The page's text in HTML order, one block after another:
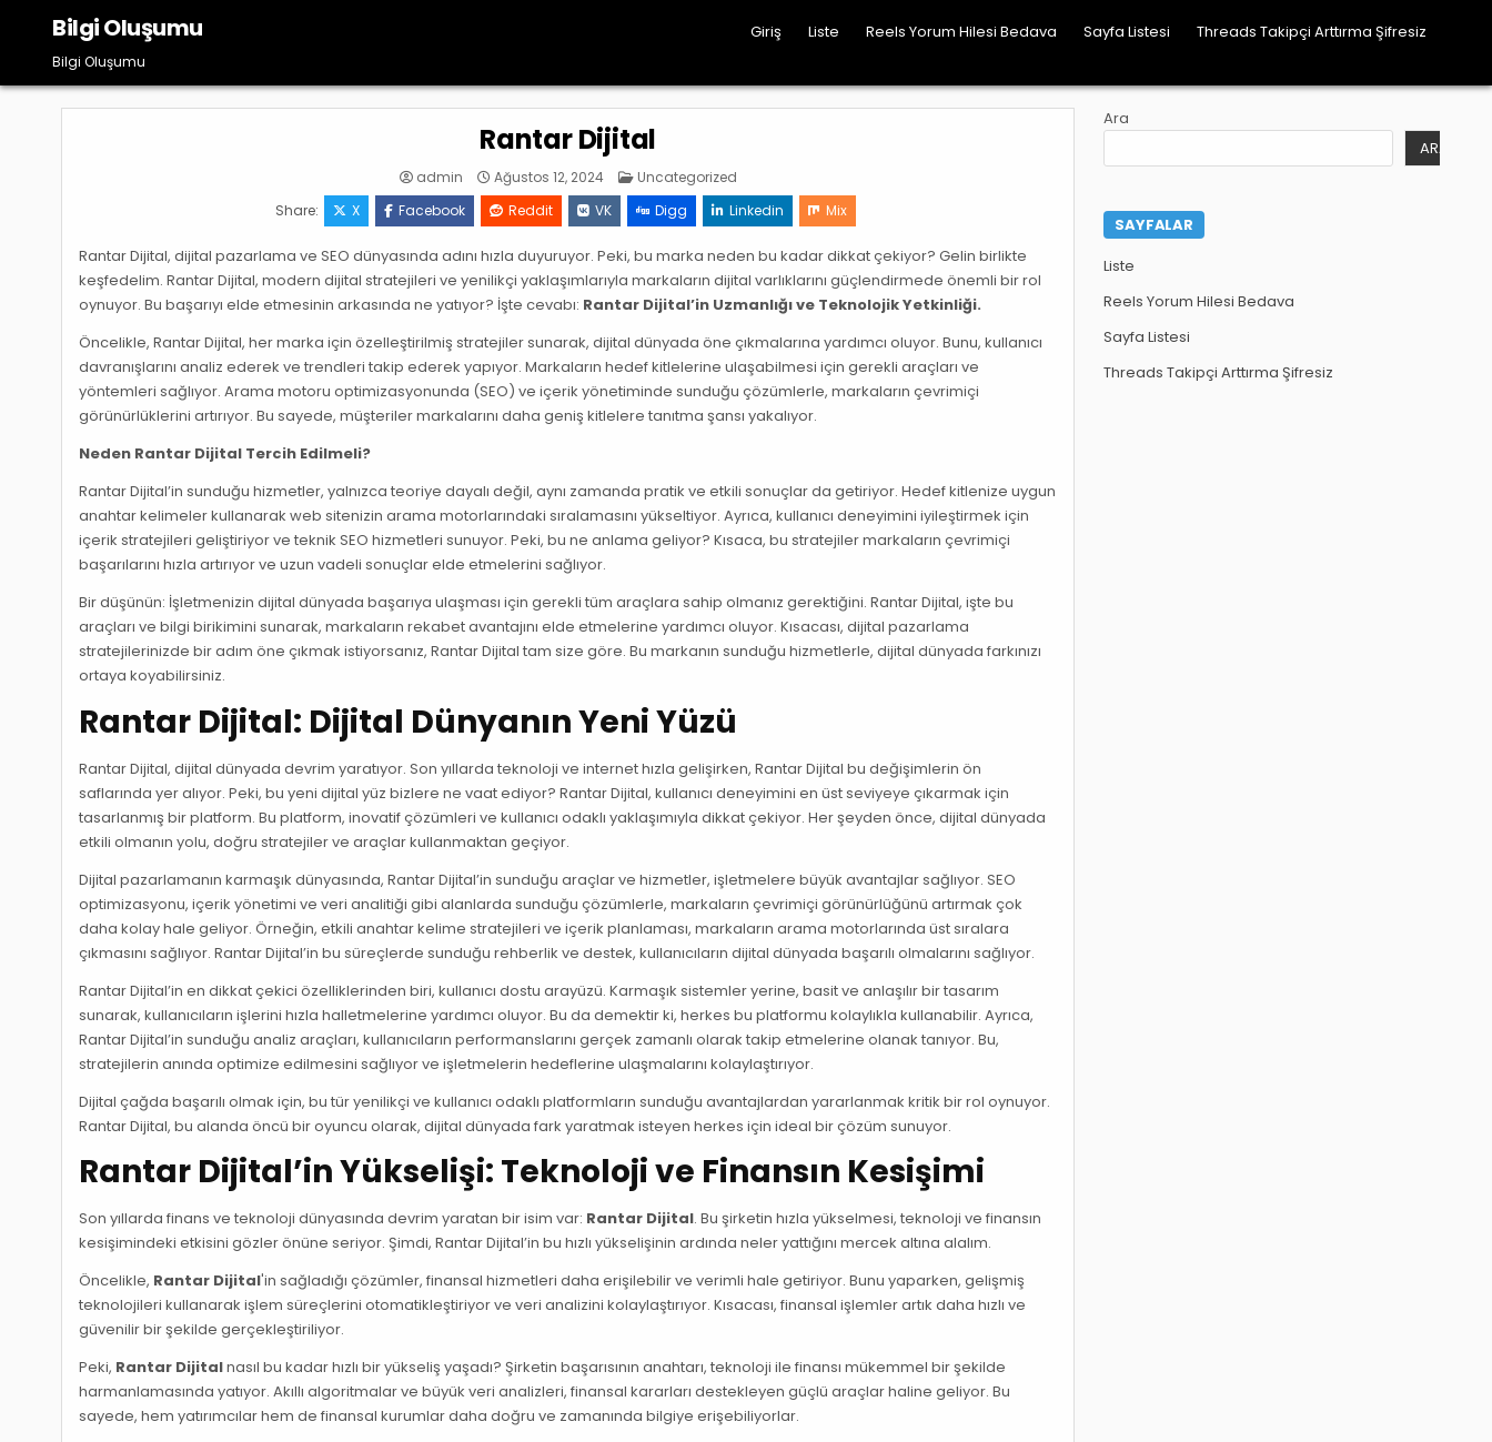
content
Bilgi Oluşumu
Bilgi Oluşumu
Giriş Liste Reels Yorum Hilesi Bedava Sayfa Listesi Threads Takipçi Arttırma Şifresiz
Rantar Dijital
admin Ağustos 12, 2024 Posted
Uncategorized
Share:
X Facebook Reddit VK Digg Linkedin Mix
Rantar Dijital, dijital pazarlama ve SEO dünyasında adını hızla duyuruyor. Peki, bu marka neden bu kadar dikkat çekiyor? Gelin birlikte
keşfedelim. Rantar Dijital, modern dijital stratejileri ve yenilikçi yaklaşımlarıyla markaların dijital varlıklarını güçlendirmede önemli bir rol
oynuyor. Bu başarıyı elde etmesinin arkasında ne yatıyor? İşte cevabı: Rantar Dijital’in Uzmanlığı ve Teknolojik Yetkinliği.
Öncelikle, Rantar Dijital, her marka için özelleştirilmiş stratejiler sunarak, dijital dünyada öne çıkmalarına yardımcı oluyor. Bunu, kullanıcı
davranışlarını analiz ederek ve trendleri takip ederek yapıyor. Markaların hedef kitlelerine ulaşabilmesi için gerekli araçları ve
yöntemleri sağlıyor. Arama motoru optimizasyonunda (SEO) ve içerik yönetiminde sunduğu çözümlerle, markaların çevrimiçi
görünürlüklerini artırıyor. Bu sayede, müşteriler markalarını daha geniş kitlelere tanıtma şansı yakalıyor.
Neden Rantar Dijital Tercih Edilmeli?
Rantar Dijital’in sunduğu hizmetler, yalnızca teoriye dayalı değil, aynı zamanda pratik ve etkili sonuçlar da getiriyor. Hedef kitlenize uygun
anahtar kelimeler kullanarak web sitenizin arama motorlarındaki sıralamasını yükseltiyor. Ayrıca, kullanıcı deneyimini iyileştirmek için
içerik stratejileri geliştiriyor ve teknik SEO hizmetleri sunuyor. Peki, bu ne anlama geliyor? Kısaca, bu stratejiler markaların çevrimiçi
başarılarını hızla artırıyor ve uzun vadeli sonuçlar elde etmelerini sağlıyor.
Bir düşünün: İşletmenizin dijital dünyada başarıya ulaşması için gerekli tüm araçlara sahip olmanız gerektiğini. Rantar Dijital, işte bu
araçları ve bilgi birikimini sunarak, markaların rekabet avantajını elde etmelerine yardımcı oluyor. Kısacası, dijital pazarlama
stratejilerinizde bir adım öne çıkmak istiyorsanız, Rantar Dijital tam size göre. Bu markanın sunduğu hizmetlerle, dijital dünyada farkınızı
ortaya koyabilirsiniz.
Rantar Dijital: Dijital Dünyanın Yeni Yüzü
Rantar Dijital, dijital dünyada devrim yaratıyor. Son yıllarda teknoloji ve internet hızla gelişirken, Rantar Dijital bu değişimlerin ön
saflarında yer alıyor. Peki, bu yeni dijital yüz bizlere ne vaat ediyor? Rantar Dijital, kullanıcı deneyimini en üst seviyeye çıkarmak için
tasarlanmış bir platform. Bu platform, inovatif çözümleri ve kullanıcı odaklı yaklaşımıyla dikkat çekiyor. Her şeyden önce, dijital dünyada
etkili olmanın yolu, doğru stratejiler ve araçlar kullanmaktan geçiyor.
Dijital pazarlamanın karmaşık dünyasında, Rantar Dijital’in sunduğu araçlar ve hizmetler, işletmelere büyük avantajlar sağlıyor. SEO
optimizasyonu, içerik yönetimi ve veri analitiği gibi alanlarda sunduğu çözümlerle, markaların çevrimiçi görünürlüğünü artırmak çok
daha kolay hale geliyor. Örneğin, etkili anahtar kelime stratejileri ve içerik planlaması, markaların arama motorlarında üst sıralara
çıkmasını sağlıyor. Rantar Dijital’in bu süreçlerde sunduğu rehberlik ve destek, kullanıcıların dijital dünyada başarılı olmalarını sağlıyor.
Rantar Dijital’in en dikkat çekici özelliklerinden biri, kullanıcı dostu arayüzü. Karmaşık sistemler yerine, basit ve anlaşılır bir tasarım
sunarak, kullanıcıların işlerini hızla halletmelerine yardımcı oluyor. Bu da demektir ki, herkes bu platformu kolaylıkla kullanabilir. Ayrıca,
Rantar Dijital’in sunduğu analiz araçları, kullanıcıların performanslarını gerçek zamanlı olarak takip etmelerine olanak tanıyor. Bu,
stratejilerin anında optimize edilmesini sağlıyor ve işletmelerin hedeflerine ulaşmalarını kolaylaştırıyor.
Dijital çağda başarılı olmak için, bu tür yenilikçi ve kullanıcı odaklı platformların sunduğu avantajlardan yararlanmak kritik bir rol oynuyor.
Rantar Dijital, bu alanda öncü bir oyuncu olarak, dijital dünyada fark yaratmak isteyen herkes için ideal bir çözüm sunuyor.
Rantar Dijital’in Yükselişi: Teknoloji ve Finansın Kesişimi
Son yıllarda finans ve teknoloji dünyasında devrim yaratan bir isim var: Rantar Dijital. Bu şirketin hızla yükselmesi, teknoloji ve finansın
kesişimindeki etkisini gözler önüne seriyor. Şimdi, Rantar Dijital’in bu hızlı yükselişinin ardında neler yattığını mercek altına alalım.
Öncelikle, Rantar Dijital'in sağladığı çözümler, finansal hizmetleri daha erişilebilir ve verimli hale getiriyor. Bunu yaparken, gelişmiş
teknolojileri kullanarak işlem süreçlerini otomatikleştiriyor ve veri analizini kolaylaştırıyor. Kısacası, finansal işlemler artık daha hızlı ve
güvenilir bir şekilde gerçekleştiriliyor.
Peki, Rantar Dijitalnasıl bu kadar hızlı bir yükseliş yaşadı? Şirketin başarısının anahtarı, teknoloji ile finansı mükemmel bir şekilde
harmanlamasında yatıyor. Akıllı algoritmalar ve büyük veri analizleri, finansal kararları destekleyen güçlü araçlar haline geliyor. Bu
sayede, hem yatırımcılar hem de finansal kurumlar daha doğru ve zamanında bilgiye erişebiliyorlar.
Ara
ARA
SAYFALAR
Liste
Reels Yorum Hilesi Bedava
Sayfa Listesi
Threads Takipçi Arttırma Şifresiz